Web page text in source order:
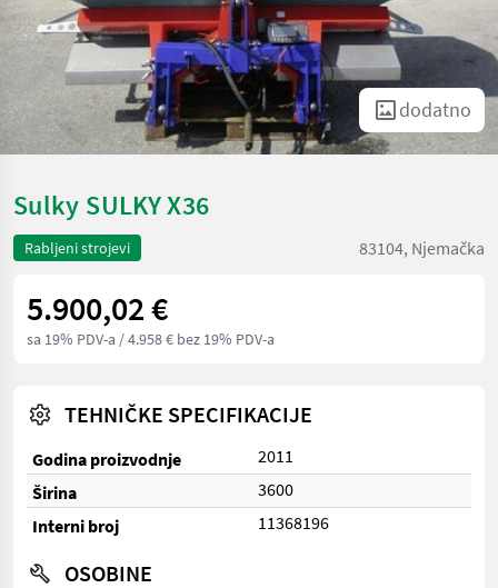
dodatno
Sulky SULKY X36
Rabljeni strojevi 83104, Njemačka
5.900,02 €
sa 19% PDV-a / 4.958 € bez 19% PDV-a
TEHNIČKE SPECIFIKACIJE
Godina proizvodnje
2011
Širina
3600
Interni broj
11368196
OSOBINE